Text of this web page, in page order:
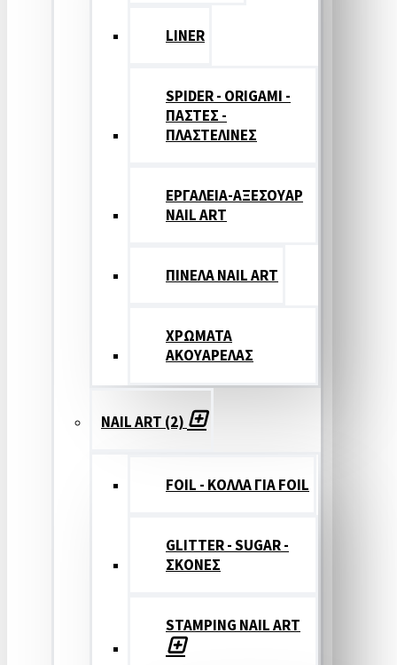
LINER
SPIDER - ORIGAMI -
ΠΑΣΤΕΣ -
ΠΛΑΣΤΕΛΙΝΕΣ
ΕΡΓΑΛΕΙΑ-ΑΞΕΣΟΥΑΡ
NAIL ART
ΠΙΝΕΛΑ NAIL ART
ΧΡΩΜΑΤΑ
ΑΚΟΥΑΡΕΛΑΣ
NAIL ART (2)
FOIL - ΚΟΛΛΑ ΓΙΑ FOIL
GLITTER - SUGAR -
ΣΚΟΝΕΣ
STAMPING NAIL ART